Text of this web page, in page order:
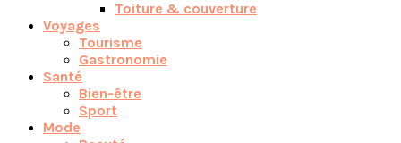
Toiture & couverture
Voyages
Tourisme
Gastronomie
Santé
Bien-être
Sport
Mode